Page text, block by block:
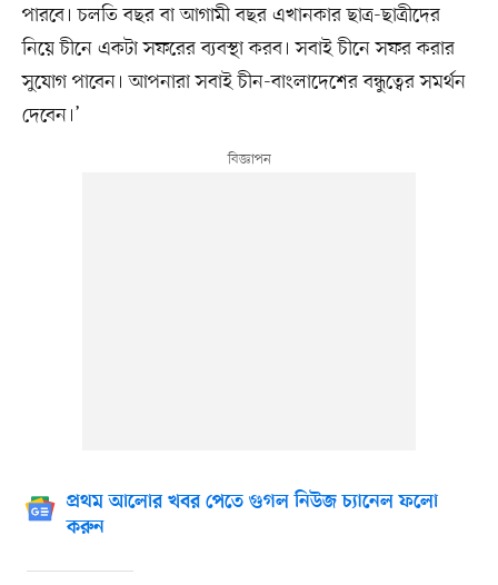
পারবে। চলতি বছর বা আগামী বছর এখানকার ছাত্র-ছাত্রীদের
নিয়ে চীনে একটা সফরের ব্যবস্থা করব। সবাই চীনে সফর করার
সুযোগ পাবেন। আপনারা সবাই চীন-বাংলাদেশের বন্ধুত্বের সমর্থন
দেবেন।’
প্রথম আলোর খবর পেতে গুগল নিউজ চ্যানেল ফলো
করুন